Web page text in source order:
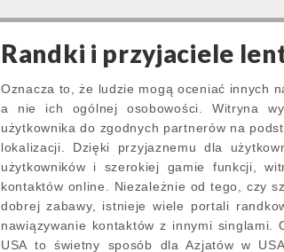
Randki i przyjaciele
Oznacza to, że ludzie mogą oceniać innych
a nie ich ogólnej osobowości. Witryna
użytkownika do zgodnych partnerów na
lokalizacji. Dzięki przyjaznemu dla
użytkowników i szerokiej gamie funkcji,
kontaktów online. Niezależnie od tego, czy
dobrej zabawy, istnieje wiele portali
nawiązywanie kontaktów z innymi singlami.
USA to świetny sposób dla Azjatów w